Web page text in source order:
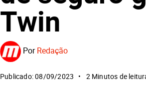
Twin
PorRedação
Publicado: 08/09/2023 2 Minutos de